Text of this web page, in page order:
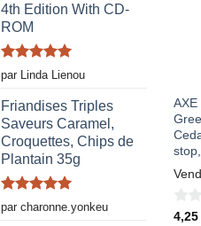
4th Edition With CD-
ROM
Note5sur
5
par Linda Lienou
Friandises Triples
Saveurs Caramel,
Croquettes, Chips de
Plantain 35g
Note5sur
5
par charonne.yonkeu
0
4,25